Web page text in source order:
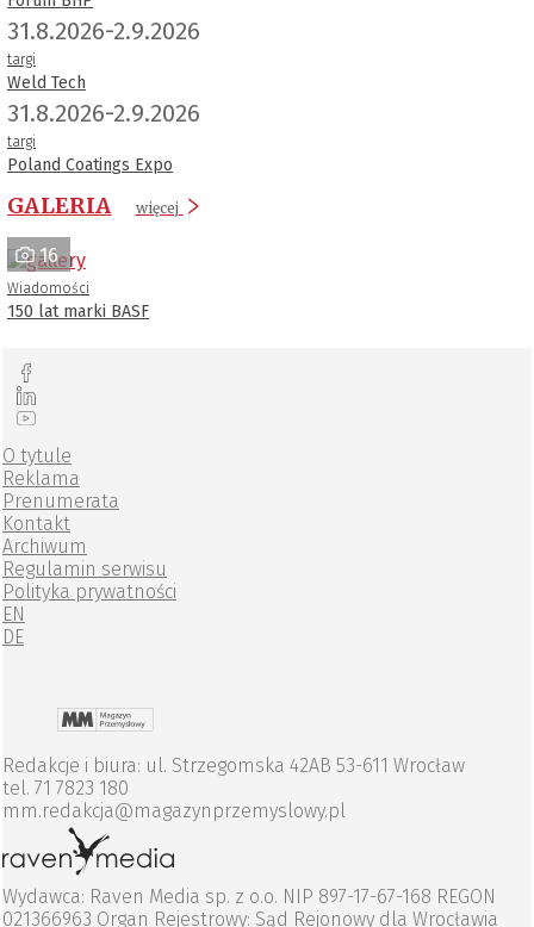
31.8.2026-2.9.2026
targi
Weld Tech
31.8.2026-2.9.2026
targi
Poland Coatings Expo
GALERIA więcej
16
Wiadomości
150 lat marki BASF
O tytule
Reklama
Prenumerata
Kontakt
Archiwum
Regulamin serwisu
Polityka prywatności
EN
DE
Redakcje i biura: ul. Strzegomska 42AB 53-611 Wrocław
tel. 71 7823 180
mm.redakcja@magazynprzemyslowy.pl
Wydawca: Raven Media sp. z o.o. NIP 897-17-67-168 REGON
021366963 Organ Rejestrowy: Sąd Rejonowy dla Wrocławia